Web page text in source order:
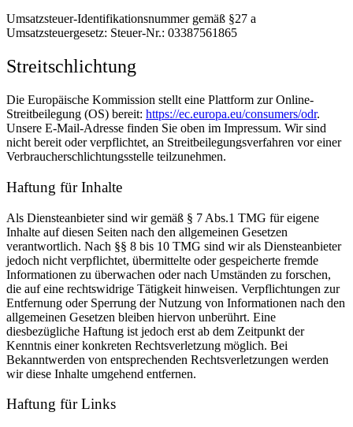
Umsatzsteuer-Identifikationsnummer gemäß §27 a
Umsatzsteuergesetz: Steuer-Nr.: 03387561865
Streitschlichtung
Die Europäische Kommission stellt eine Plattform zur Online-
Streitbeilegung (OS) bereit: https://ec.europa.eu/consumers/odr.
Unsere E-Mail-Adresse finden Sie oben im Impressum. Wir sind
nicht bereit oder verpflichtet, an Streitbeilegungsverfahren vor einer
Verbraucherschlichtungsstelle teilzunehmen.
Haftung für Inhalte
Als Diensteanbieter sind wir gemäß § 7 Abs.1 TMG für eigene
Inhalte auf diesen Seiten nach den allgemeinen Gesetzen
verantwortlich. Nach §§ 8 bis 10 TMG sind wir als Diensteanbieter
jedoch nicht verpflichtet, übermittelte oder gespeicherte fremde
Informationen zu überwachen oder nach Umständen zu forschen,
die auf eine rechtswidrige Tätigkeit hinweisen. Verpflichtungen zur
Entfernung oder Sperrung der Nutzung von Informationen nach den
allgemeinen Gesetzen bleiben hiervon unberührt. Eine
diesbezügliche Haftung ist jedoch erst ab dem Zeitpunkt der
Kenntnis einer konkreten Rechtsverletzung möglich. Bei
Bekanntwerden von entsprechenden Rechtsverletzungen werden
wir diese Inhalte umgehend entfernen.
Haftung für Links